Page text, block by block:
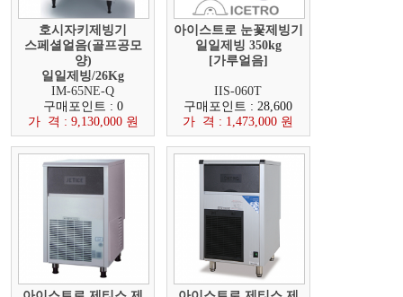
호시자키제빙기
스페셜얼음(골프공모
양)
일일제빙/26Kg
부가세포함,설치비별도
IM-65NE-Q
구매포인트 : 0
가 격 : 9,130,000 원
아이스트로 눈꽃제빙기
일일제빙 350kg
[가루얼음]
IIS-060T
구매포인트 : 28,600
가 격 : 1,473,000 원